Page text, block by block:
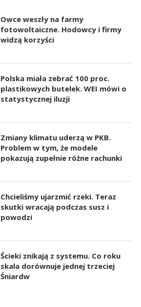
Owce weszły na farmy
fotowoltaiczne. Hodowcy i firmy
widzą korzyści
Polska miała zebrać 100 proc.
plastikowych butelek. WEI mówi o
statystycznej iluzji
Zmiany klimatu uderzą w PKB.
Problem w tym, że modele
pokazują zupełnie różne rachunki
Chcieliśmy ujarzmić rzeki. Teraz
skutki wracają podczas susz i
powodzi
Ścieki znikają z systemu. Co roku
skala dorównuje jednej trzeciej
Śniardw